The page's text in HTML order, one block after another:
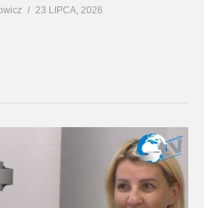
23 LIPCA, 2026